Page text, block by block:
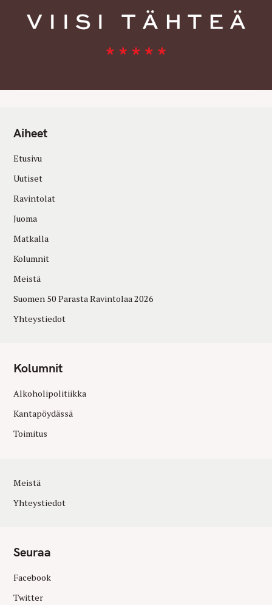
Aiheet
Etusivu
Uutiset
Ravintolat
Juoma
Matkalla
Kolumnit
Meistä
Suomen 50 Parasta Ravintolaa 2026
Yhteystiedot
Kolumnit
Alkoholipolitiikka
Kantapöydässä
Toimitus
Meistä
Yhteystiedot
Seuraa
Facebook
Twitter